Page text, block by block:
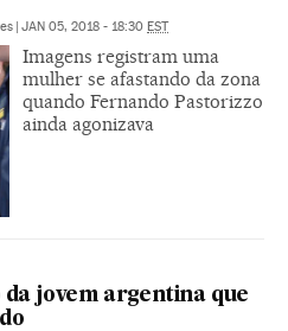
| JAN 05, 2018 - 18:30 EST
Imagens registram uma
mulher se afastando da zona
quando Fernando Pastorizzo
ainda agonizava
jovem argentina que